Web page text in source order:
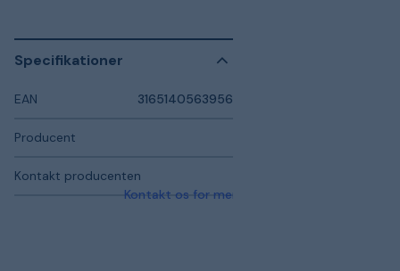
Specifikationer
EAN 3165140563956
Producent
Kontakt producenten
Kontakt os for mere information